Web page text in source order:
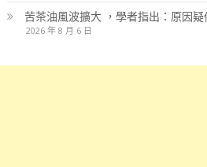
苦茶油風波擴大 ，學者指出：原因疑
2026 年 8 月 6 日